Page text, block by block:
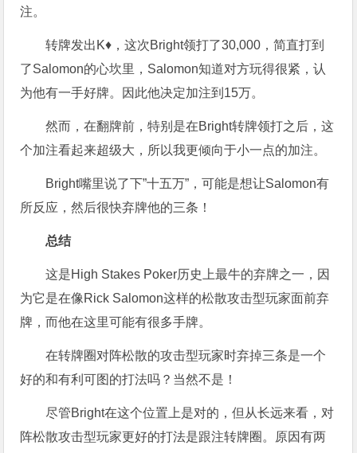
注。
转牌发出K♦，这次Bright领打了30,000，简直打到
了Salomon的心坎里，Salomon知道对方玩得很紧，认
为他有一手好牌。因此他决定加注到15万。
然而，在翻牌前，特别是在Bright转牌领打之后，这
个加注看起来超级大，所以我更倾向于小一点的加注。
Bright嘴里说了下”十五万”，可能是想让Salomon有
所反应，然后很快弃牌他的三条！
总结
这是High Stakes Poker历史上最牛的弃牌之一，因
为它是在像Rick Salomon这样的松散攻击型玩家面前弃
牌，而他在这里可能有很多手牌。
在转牌圈对阵松散的攻击型玩家时弃掉三条是一个
好的和有利可图的打法吗？当然不是！
尽管Bright在这个位置上是对的，但从长远来看，对
阵松散攻击型玩家更好的打法是跟注转牌圈。原因有两